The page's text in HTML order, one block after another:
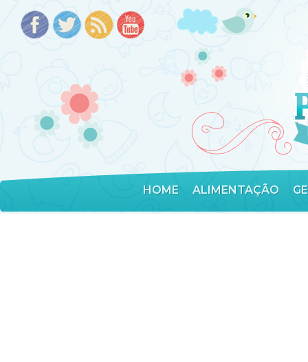
HOME ALIMENTAÇÃO